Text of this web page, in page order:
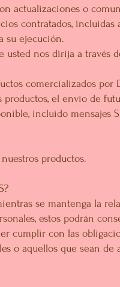
actualizaciones o
contratados,
su ejecución.
nos dirija a través
comercializados por
el envío de
incluido mensajes
productos.
se mantenga la
estos podrán
cumplir con las
o aquellos que sean de